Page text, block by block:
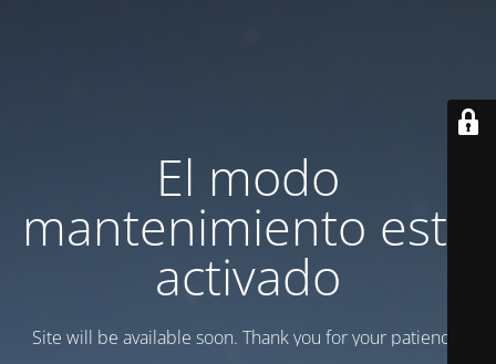
El modo
mantenimiento está
activado
Site will be available soon. Thank you for your patience!